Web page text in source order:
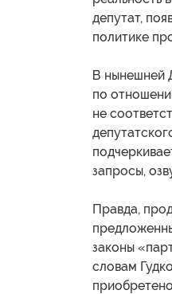
депутат,
политике
В нынешней
по
не
запросы,
Правда,
законы
словам